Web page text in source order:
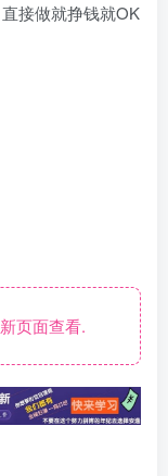
接做就挣钱就OK
页面查看.